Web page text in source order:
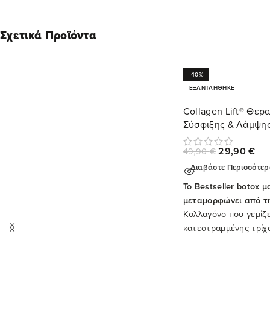
Σχετικά Προϊόντα
-40%
ΕΞΑΝΤΛΉΘΗΚΕ
Collagen Lift®
Σύσφιξης &
49,90€ 29,90€
Διαβάστε
Το Bestseller botox
μεταμορφώνει από
Κολλαγόνο που
κατεστραμμένης